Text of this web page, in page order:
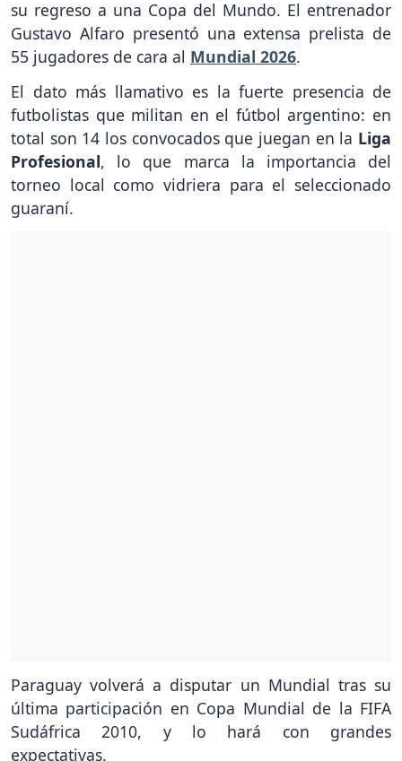
su regreso a una Copa del Mundo. El entrenador
Gustavo Alfaro presentó una extensa prelista de
55 jugadores de cara al Mundial 2026.
El dato más llamativo es la fuerte presencia de
futbolistas que militan en el fútbol argentino: en
total son 14 los convocados que juegan en la Liga
Profesional, lo que marca la importancia del
torneo local como vidriera para el seleccionado
guaraní.
Paraguay volverá a disputar un Mundial tras su
última participación en Copa Mundial de la FIFA
Sudáfrica 2010, y lo hará con grandes
expectativas.